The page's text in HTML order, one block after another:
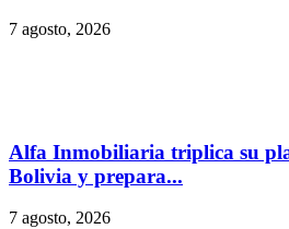
7 agosto, 2026
Alfa Inmobiliaria triplica su
Bolivia y prepara...
7 agosto, 2026